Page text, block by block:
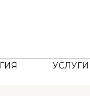
УСЛУГИ